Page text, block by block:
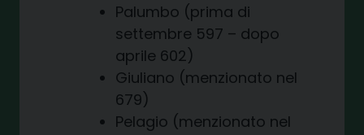
Palumbo (prima di
settembre 597 – dopo
aprile 602)
Giuliano (menzionato nel
679)
Pelagio (menzionato nel